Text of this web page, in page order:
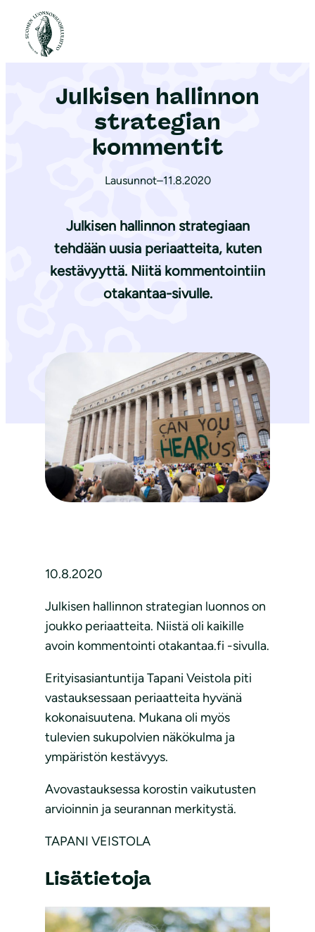
Etusivu
Julkisen hallinnon
strategian
kommentit
Lausunnot–11.8.2020
Julkisen hallinnon strategiaan
tehdään uusia periaatteita, kuten
kestävyyttä. Niitä kommentointiin
otakantaa-sivulle.
10.8.2020
Julkisen hallinnon strategian luonnos on
joukko periaatteita. Niistä oli kaikille
avoin kommentointi otakantaa.fi -sivulla.
Erityisasiantuntija Tapani Veistola piti
vastauksessaan periaatteita hyvänä
kokonaisuutena. Mukana oli myös
tulevien sukupolvien näkökulma ja
ympäristön kestävyys.
Avovastauksessa korostin vaikutusten
arvioinnin ja seurannan merkitystä.
TAPANI VEISTOLA
Lisätietoja